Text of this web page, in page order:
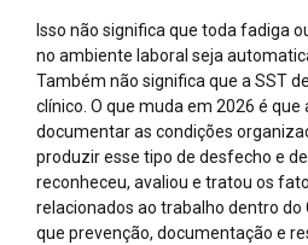
Isso não significa que toda fadiga
no ambiente laboral seja
Também não significa que a SST
clínico. O que muda em 2026 é que
documentar as condições
produzir esse tipo de desfecho e
reconheceu, avaliou e tratou os
relacionados ao trabalho dentro do
que prevenção, documentação e